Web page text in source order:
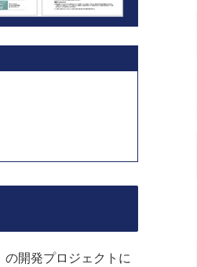
開発プロジェクトに